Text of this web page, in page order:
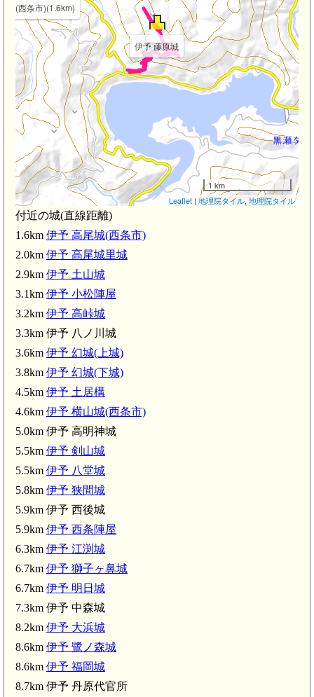
伊予 藤原城
城(西条市)(1.6km)
1 km
Leaflet | 地理院タイル, 地理院タイル
付近の城(直線距離)
1.6km 伊予 高尾城(西条市)
2.0km 伊予 高尾城里城
2.9km 伊予 土山城
3.1km 伊予 小松陣屋
3.2km 伊予 高峠城
3.3km 伊予 八ノ川城
3.6km 伊予 幻城(上城)
3.8km 伊予 幻城(下城)
4.5km 伊予 土居構
4.6km 伊予 横山城(西条市)
5.0km 伊予 高明神城
5.5km 伊予 剣山城
5.5km 伊予 八堂城
5.8km 伊予 狭間城
5.9km 伊予 西後城
5.9km 伊予 西条陣屋
6.3km 伊予 江渕城
6.7km 伊予 獅子ヶ鼻城
6.7km 伊予 明日城
7.3km 伊予 中森城
8.2km 伊予 大浜城
8.6km 伊予 鷺ノ森城
8.6km 伊予 福岡城
8.7km 伊予 丹原代官所